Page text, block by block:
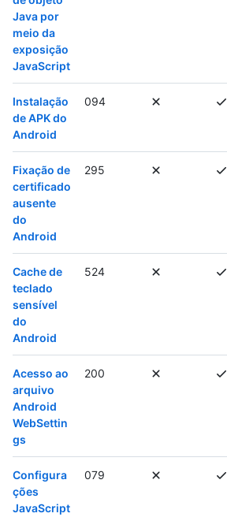
Java por
meio da
exposição
JavaScript
Instalação
de APK do
Android
094
Fixação de
certificado
ausente
do
Android
295
Cache de
teclado
sensível
do
Android
524
Acesso ao
arquivo
Android
WebSettin
gs
200
Configura
ções
JavaScript
079